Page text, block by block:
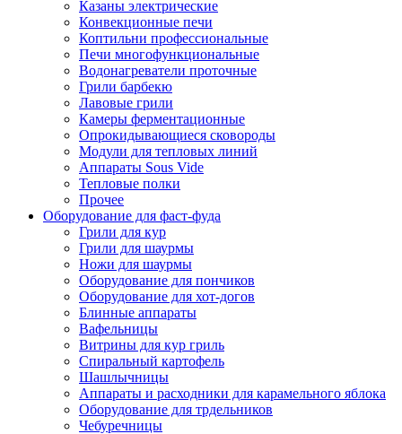
Казаны электрические
Конвекционные печи
Коптильни профессиональные
Печи многофункциональные
Водонагреватели проточные
Грили барбекю
Лавовые грили
Камеры ферментационные
Опрокидывающиеся сковороды
Модули для тепловых линий
Аппараты Sous Vide
Тепловые полки
Прочее
Оборудование для фаст-фуда
Грили для кур
Грили для шаурмы
Ножи для шаурмы
Оборудование для пончиков
Оборудование для хот-догов
Блинные аппараты
Вафельницы
Витрины для кур гриль
Спиральный картофель
Шашлычницы
Аппараты и расходники для карамельного яблока
Оборудование для трдельников
Чебуречницы